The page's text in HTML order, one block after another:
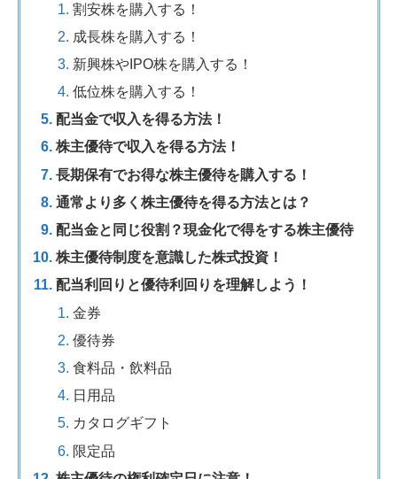
割安株を購入する！
成長株を購入する！
新興株やIPO株を購入する！
低位株を購入する！
配当金で収入を得る方法！
株主優待で収入を得る方法！
長期保有でお得な株主優待を購入する！
通常より多く株主優待を得る方法とは？
配当金と同じ役割？現金化で得をする株主優待
株主優待制度を意識した株式投資！
配当利回りと優待利回りを理解しよう！
金券
優待券
食料品・飲料品
日用品
カタログギフト
限定品